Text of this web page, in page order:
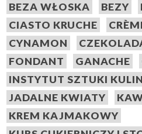
BEZA WŁOSKA
BEZY
CIASTO KRUCHE
CYNAMON
FONDANT
GANACHE
INSTYTUT SZTUKI
JADALNE KWIATY
KREM KAJMAKOWY